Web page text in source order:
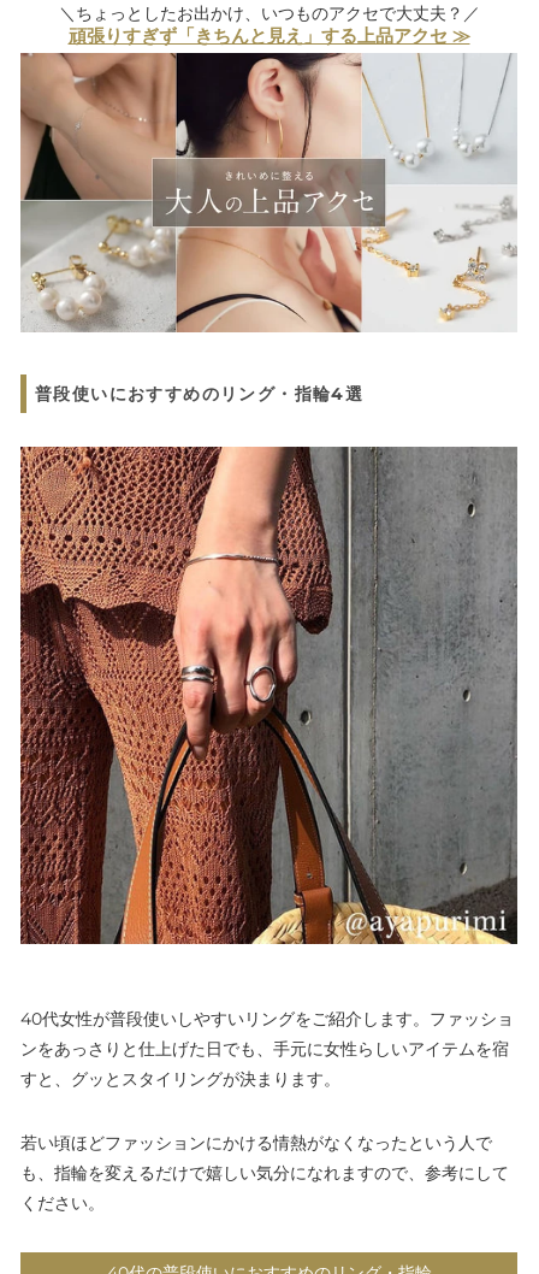
＼ちょっとしたお出かけ、いつものアクセで大丈夫？／
頑張りすぎず「きちんと見え」する上品アクセ ≫
普段使いにおすすめのリング・指輪4選
40代女性が普段使いしやすいリングをご紹介します。ファッショ
ンをあっさりと仕上げた日でも、手元に女性らしいアイテムを宿
すと、グッとスタイリングが決まります。
若い頃ほどファッションにかける情熱がなくなったという人で
も、指輪を変えるだけで嬉しい気分になれますので、参考にして
ください。